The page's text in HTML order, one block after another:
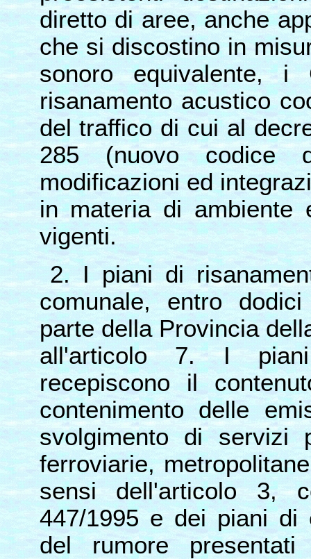
diretto di aree, anche
che si discostino in
sonoro equivalente,
risanamento acustico
del traffico di cui al
285 (nuovo codice
modificazioni ed
in materia di ambiente
vigenti.
2. I piani di
comunale, entro
parte della Provincia
all'articolo 7. I
recepiscono il
contenimento delle
svolgimento di servizi
ferroviarie,
sensi dell'articolo 3,
447/1995 e dei piani di
del rumore